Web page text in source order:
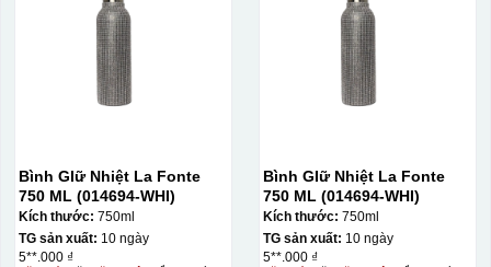
Bình GIữ Nhiệt La Fonte
750 ML (014694-WHI)
Kích thước: 750ml
TG sản xuất: 10 ngày
5**.000 ₫
Bình GIữ Nhiệt La Fonte
750 ML (014694-WHI)
Kích thước: 750ml
TG sản xuất: 10 ngày
5**.000 ₫